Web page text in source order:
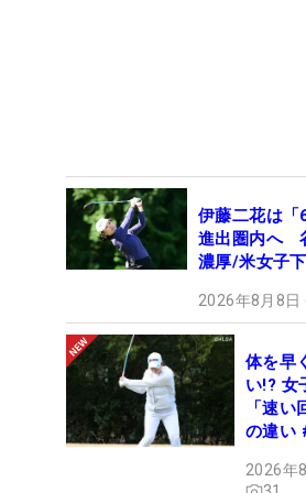
伊藤二花は「
進出圏内へ
濃厚/米女子
2026年8月8日
体を早
い!? 女
「速い
の違い
2026年